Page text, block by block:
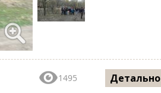
1495 Детально